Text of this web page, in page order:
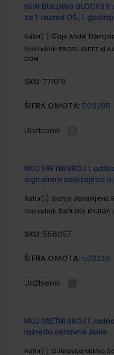
NEW BUILDING
za 1. razred OŠ., I.
Autor(i): Čajo Anđel
Nakladnik: PROFIL KLETT
DOM
SKU: 771018
ŠIFRA OMOTA: 500285
Udžbenik
MOJ SRETNI BROJ 1;
digitalnim sadržajima u
Autor(i): Sanja Jakovljević
Nakladnik: ŠKOLSKA KNJIGA
SKU: 556057
ŠIFRA OMOTA: 500239
Udžbenik
MOJ SRETNI BROJ 1;
razredu osnovne škole
Autor(i): Dubravka Miklec